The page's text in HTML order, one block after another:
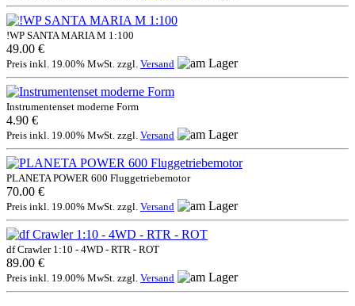
!WP SANTA MARIA M 1:100
49.00 €
Preis inkl. 19.00% MwSt. zzgl. Versand
Instrumentenset moderne Form
4.90 €
Preis inkl. 19.00% MwSt. zzgl. Versand
PLANETA POWER 600 Fluggetriebemotor
70.00 €
Preis inkl. 19.00% MwSt. zzgl. Versand
df Crawler 1:10 - 4WD - RTR - ROT
89.00 €
Preis inkl. 19.00% MwSt. zzgl. Versand